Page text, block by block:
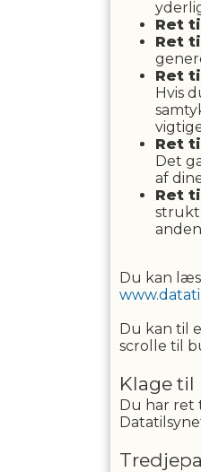
Ret
Ret
Ret
Hvis
Ret
Det
af
Ret
Du kan
Du kan til
scrolle til
Klage til
Du har ret